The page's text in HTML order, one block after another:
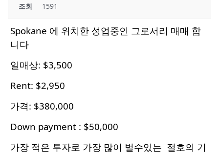
조회 1591
Spokane 에 위치한 성업중인 그로서리 매매 합
니다
일매상: $3,500
Rent: $2,950
가격: $380,000
Down payment : $50,000
가장 적은 투자로 가장 많이 벌수있는 절호의 기